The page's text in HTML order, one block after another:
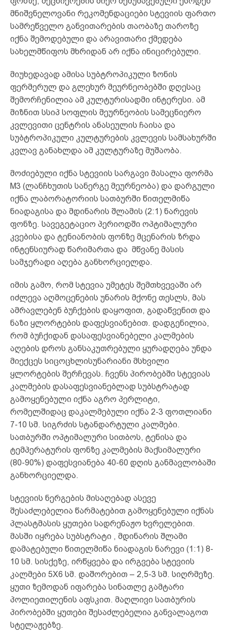
მნიშვნელოვანი რეკომენდაციები სტევიის ფართო
სამრეწველო განვითარების თაობაზე თაროზე
იქნა შემოდებული და არავითარი ქმედება
სახელმწიფოს მხრიდან არ იქნა ინიცირებული.
მიუხედავად ამისა სუბტროპიკული ზონის
ფერმერულ და გლეხურ მეურნეობებში დღესაც
შემორჩენილია ამ კულტურისადმი ინტერესი. ამ
მიზნით სსიპ სოფლის მეურნეობის სამეცნიერო
კვლევითი ცენტრის ანასეულის ჩაისა და
სუბტროპიკული კულტურების კვლევის სამსახურში
კვლავ განახლდა ამ კულტურაზე მუშაობა.
მოძიებული იქნა სტევიის სარგავი მასალა ფორმა
M3 (ლანჩხუთის სანერგე მეურნეობა) და დარგული
იქნა ლაბორატორიის სათბურში წითელმიწა
ნიადაგისა და მდინარის შლამის (2:1) ნარევის
ფონზე. სავეგეტაციო პერიოდში ოპტიმალური
კვებისა და ტენიანობის ფონზე მცენარის ზრდა
ინტენსიურად წარიმართა და მწვანე მასის
სამჯერადი აღება განხორციელდა.
იმის გამო, რომ სტევია უმეტეს შემთხვევაში არ
იძლევა აღმოცენების უნარის მქონე თესლს, მას
ამრავლებენ ბუჩქების დაყოფით, გადაწვენით და
ნაზი ყლორტების დაფესვიანებით. დადგენილია,
რომ ბუჩქიდან დასაფესვიანებელი კალმების
აღების დროს განსაკუთრებული ყურადღება უნდა
მიექცეს სიცოცხლისუნარიანი მსხვილი
ყლორტების შერჩევას. ჩვენს პირობებში სტევიას
კალმების დასაფესვიანებლად სუბსტრატად
გამოყენებული იქნა აგრო პერლიტი,
რომელშიდაც დაკალმებული იქნა 2-3 ფოთლიანი
7-10 სმ. სიგრძის სტანდარტული კალმები.
სათბურში ოპტიმალური სითბოს, ტენისა და
ტემპერატურის ფონზე კალმების მაქსიმალური
(80-90%) დაფესვიანება 40-60 დღის განმავლობაში
განხორციელდა.
სტევიის ნერგების მისაღებად ასევე
შესაძლებელია წარმატებით გამოყენებული იქნას
პლასტმასის ყუთები სადრენაჟო ხვრელებით.
მასში იყრება სუბსტრატი , მდინარის შლამი
დამატებული წითელმიწა ნიადაგის ნარევი (1:1) 8-
10 სმ. სისქეზე, ირწყვება და ირგვება სტევიის
კალმები 5X6 სმ. დაშორებით – 2,5-3 სმ. სიღრმეზე.
ყუთი ზემოდან იფარება სინათლე გამტარი
პოლიეთილენის აფსკით. მაღლივი სათბურის
პირობებში ყუთები შესაძლებელია განვალაგოთ
სტელაჟებზე.